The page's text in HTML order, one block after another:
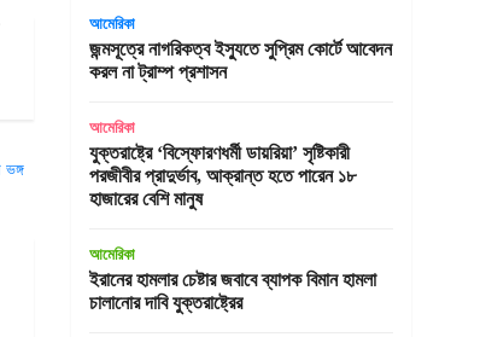
আমেরিকা
জন্মসূত্রে নাগরিকত্ব ইস্যুতে সুপ্রিম কোর্টে আবেদন
করল না ট্রাম্প প্রশাসন
আমেরিকা
যুক্তরাষ্ট্রে ‘বিস্ফোরণধর্মী ডায়রিয়া’ সৃষ্টিকারী
পরজীবীর প্রাদুর্ভাব, আক্রান্ত হতে পারেন ১৮
হাজারের বেশি মানুষ
আমেরিকা
ইরানের হামলার চেষ্টার জবাবে ব্যাপক বিমান হামলা
চালানোর দাবি যুক্তরাষ্ট্রের